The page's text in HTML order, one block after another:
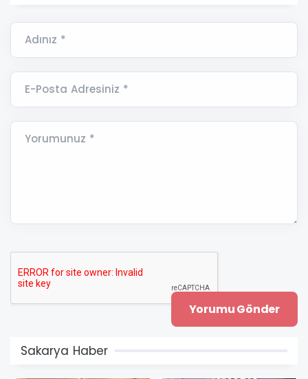
Adınız *
E-Posta Adresiniz *
Yorumunuz *
Sakarya Haber